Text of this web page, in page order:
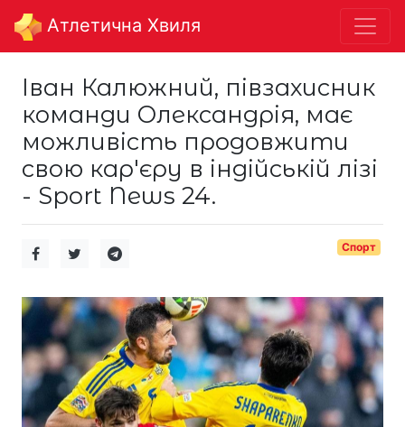
Aтлетична Хвиля
Іван Калюжний, півзахисник
команди Олександрія, має
можливість продовжити
свою кар'єру в індійській лізі
- Sport News 24.
Спорт